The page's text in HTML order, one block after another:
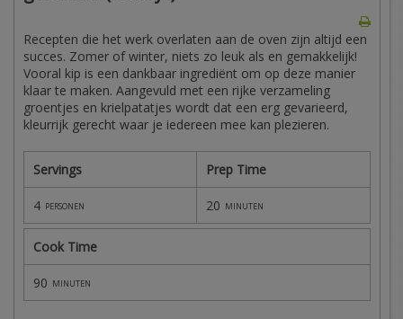
Recepten die het werk overlaten aan de oven zijn altijd een
succes. Zomer of winter, niets zo leuk als en gemakkelijk!
Vooral kip is een dankbaar ingrediënt om op deze manier
klaar te maken. Aangevuld met een rijke verzameling
groentjes en krielpatatjes wordt dat een erg gevarieerd,
kleurrijk gerecht waar je iedereen mee kan plezieren.
Servings Prep Time
4 personen 20 minuten
Cook Time
90 minuten